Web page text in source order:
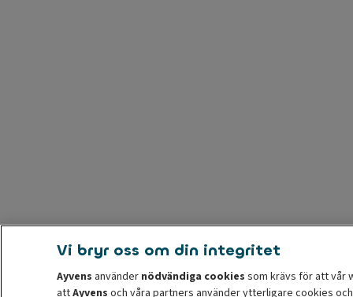
Vi bryr oss om din integritet
Ayvens använder nödvändiga cookies som krävs för att vår
attAyvens och våra partners använder ytterligare cookies